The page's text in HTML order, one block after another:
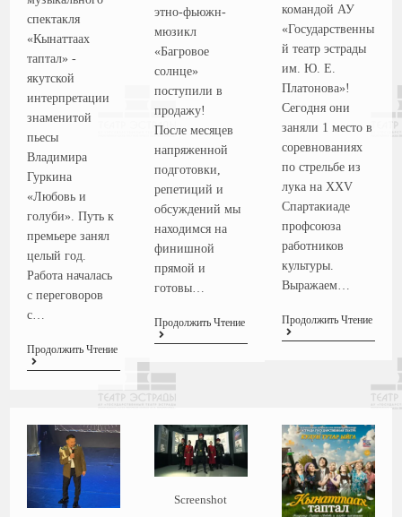
спектакля
«Кынаттаах
таптал» -
якутской
интерпретации
знаменитой
пьесы
Владимира
Гуркина
«Любовь и
голуби». Путь к
премьере занял
целый год.
Работа началась
с переговоров
с…
Продолжить Чтение
этно-фьюжн-
мюзикл
«Багровое
солнце»
поступили в
продажу!
После месяцев
напряженной
подготовки,
репетиций и
обсуждений мы
находимся на
финишной
прямой и
готовы…
Продолжить Чтение
командой АУ
«Государственны
й театр эстрады
им. Ю. Е.
Платонова»!
Сегодня они
заняли 1 место в
соревнованиях
по стрельбе из
лука на XXV
Спартакиаде
профсоюза
работников
культуры.
Выражаем…
Продолжить Чтение
Screenshot